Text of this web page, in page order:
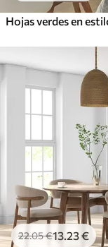
Hojas verdes en
22.05€13.23€